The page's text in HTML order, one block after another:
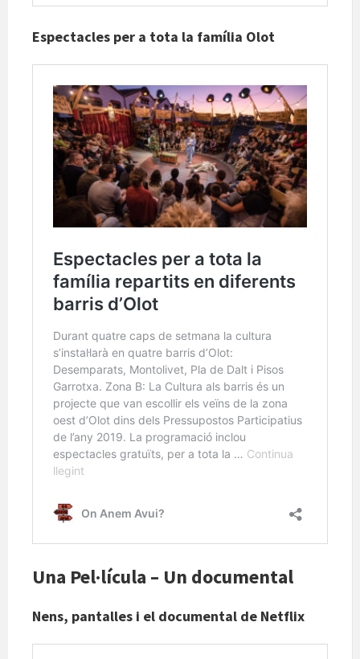
Espectacles per a tota la família Olot
Una Pel·lícula – Un documental
Nens, pantalles i el documental de Netflix